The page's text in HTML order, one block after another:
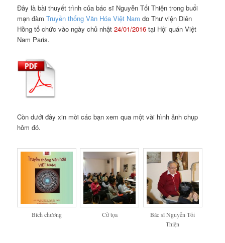
Đây là bài thuyết trình của bác sĩ Nguyễn Tối Thiện trong buổi
mạn đàmTruyền thống Văn Hóa Việt Nam do Thư viện Diên
Hồng tổ chức vào ngày chủ nhật24/01/2016 tại Hội quán Việt
Nam Paris.
Còn dưới đây xin mời các bạn xem qua một vài hình ảnh chụp
hôm đó.
Bích chương Cử tọa
Bác sĩ Nguyễn Tối
Thiện